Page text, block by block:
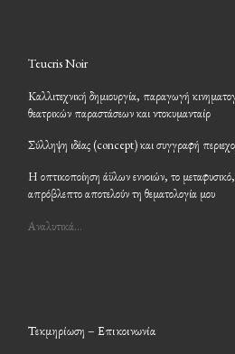
Teucris Noir
Καλλιτεχνική δημιουργία, παραγωγή
θεατρικών παραστάσεων και ντοκυμανταίρ
Σύλληψη ιδέας (concept) και συγγραφή
Η οπτικοποίηση άϋλων εννοιών, το
απρόβλεπτο αποτελούν τη θεματολογία μου
Αναλυτικά…
Τεκμηρίωση – Επικοινωνία